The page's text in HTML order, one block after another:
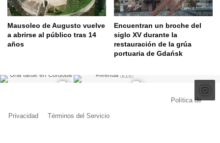
Mausoleo de Augusto vuelve
a abrirse al público tras 14
años
Encuentran un broche del
siglo XV durante la
restauración de la grúa
portuaria de Gdańsk
Política de
Privacidad Términos del Servicio